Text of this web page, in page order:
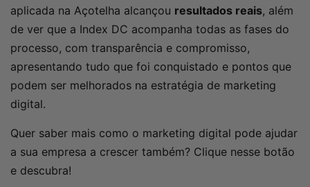
aplicada na Açotelha alcançou resultados reais, além
de ver que a Index DC acompanha todas as fases do
processo, com transparência e compromisso,
apresentando tudo que foi conquistado e pontos que
podem ser melhorados na estratégia de marketing
digital.
Quer saber mais como o marketing digital pode ajudar
a sua empresa a crescer também? Clique nesse botão
e descubra!